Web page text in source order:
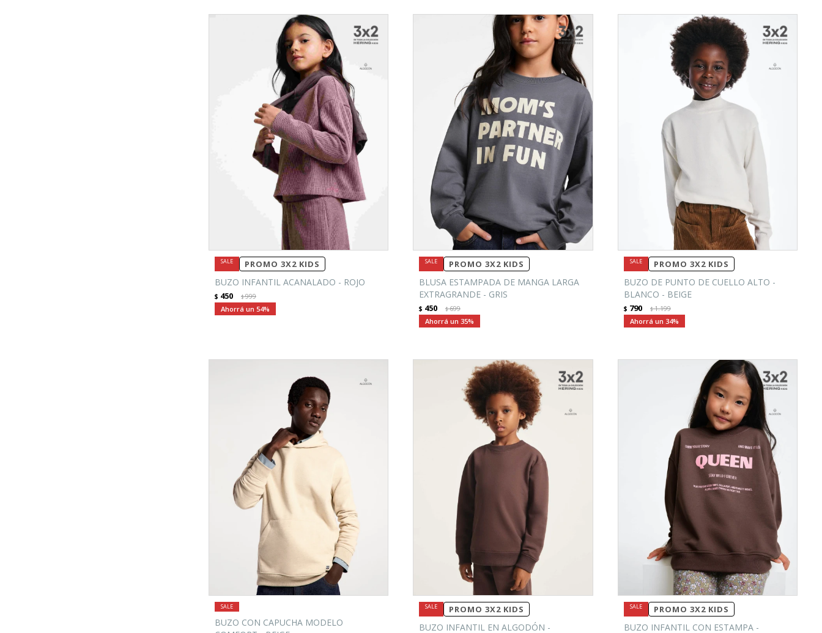
PROMO 3X2 KIDS
BUZO INFANTIL ACANALADO - ROJO
$ 450 $999
54
PROMO 3X2 KIDS
BLUSA ESTAMPADA DE MANGA LARGA
EXTRAGRANDE - GRIS
$ 450 $699
35
PROMO 3X2 KIDS
BUZO DE PUNTO DE CUELLO ALTO -
BLANCO - BEIGE
$ 790 $1.199
34
BUZO CON CAPUCHA MODELO
PROMO 3X2 KIDS
BUZO INFANTIL EN ALGODÓN -
PROMO 3X2 KIDS
BUZO INFANTIL CON ESTAMPA -